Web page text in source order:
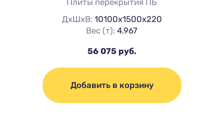
Плиты перекрытия ПБ
ДхШхВ: 10100х1500х220
Вес (т):4.967
56 075 руб.
Добавить в корзину